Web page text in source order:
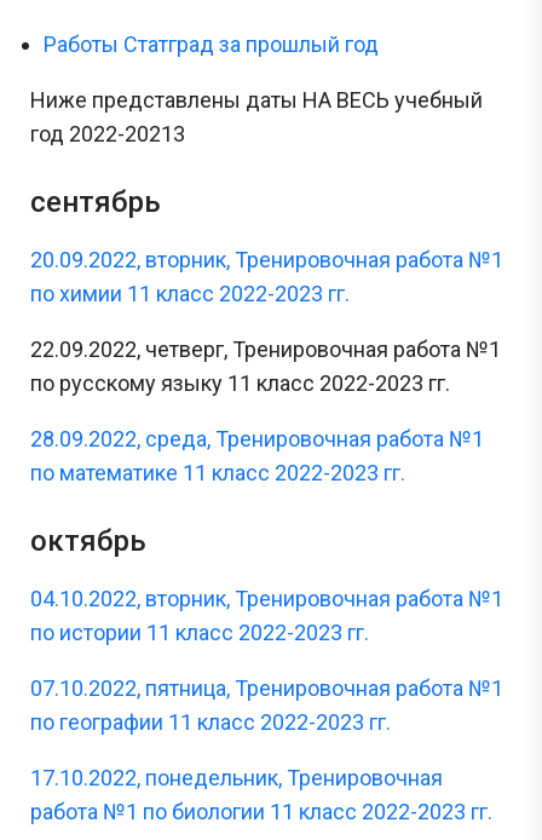
Работы Статград за прошлый год
Ниже представлены даты НА ВЕСЬ учебный
год 2022-20213
сентябрь
20.09.2022, вторник, Тренировочная работа №1
по химии 11 класс 2022-2023 гг.
22.09.2022, четверг, Тренировочная работа №1
по русскому языку 11 класс 2022-2023 гг.
28.09.2022, среда, Тренировочная работа №1
по математике 11 класс 2022-2023 гг.
октябрь
04.10.2022, вторник, Тренировочная работа №1
по истории 11 класс 2022-2023 гг.
07.10.2022, пятница, Тренировочная работа №1
по географии 11 класс 2022-2023 гг.
17.10.2022, понедельник, Тренировочная
работа №1 по биологии 11 класс 2022-2023 гг.